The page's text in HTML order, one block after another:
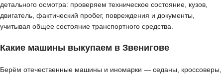
детального осмотра: проверяем техническое состояние, кузов,
двигатель, фактический пробег, повреждения и документы,
учитывая общее состояние транспортного средства.
Какие машины выкупаем в Звенигове
Берём отечественные машины и иномарки — седаны, кроссоверы,